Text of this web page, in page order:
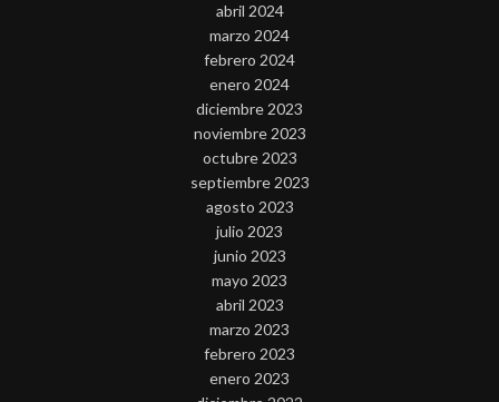
abril 2024
marzo 2024
febrero 2024
enero 2024
diciembre 2023
noviembre 2023
octubre 2023
septiembre 2023
agosto 2023
julio 2023
junio 2023
mayo 2023
abril 2023
marzo 2023
febrero 2023
enero 2023